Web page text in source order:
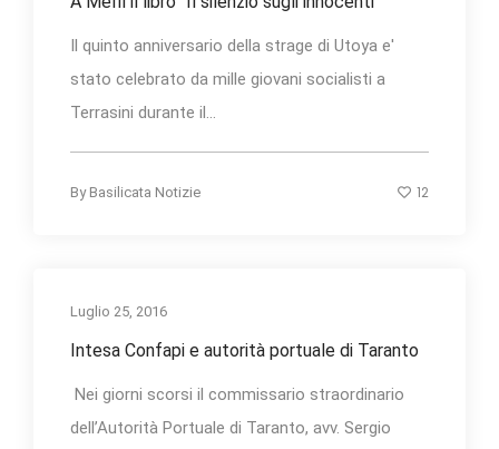
Il quinto anniversario della strage di Utoya e'
stato celebrato da mille giovani socialisti a
Terrasini durante il...
By Basilicata Notizie 12
Luglio 25, 2016
Intesa Confapi e autorità portuale di Taranto
Nei giorni scorsi il commissario straordinario
dell’Autorità Portuale di Taranto, avv. Sergio